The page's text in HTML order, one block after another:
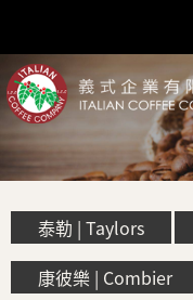
泰勒 | Taylors
康彼樂 | Combier